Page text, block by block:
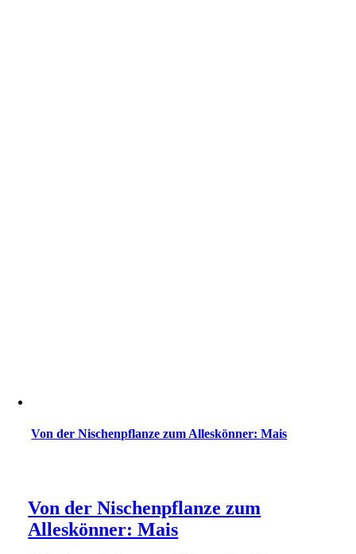
Von der Nischenpflanze zum Alleskönner: Mais
Von der Nischenpflanze zum
Alleskönner: Mais